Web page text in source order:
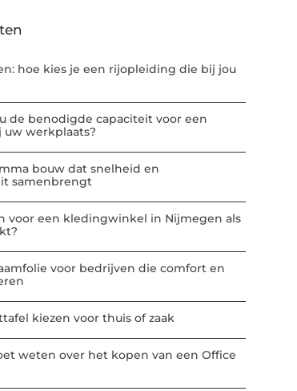
hoe kies je een rijopleiding die bij jou
de benodigde capaciteit voor een
uw werkplaats?
bouw dat snelheid en
samenbrengt
voor een kledingwinkel in Nijmegen als
voor bedrijven die comfort en
kiezen voor thuis of zaak
weten over het kopen van een Office